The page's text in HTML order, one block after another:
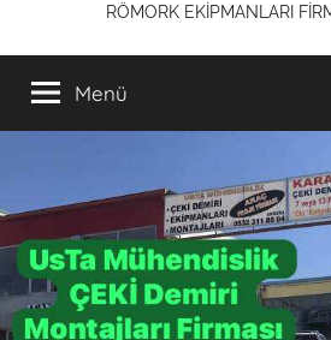
RÖMORK EKİPMANLARI
Menü